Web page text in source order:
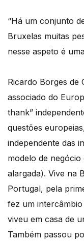
“Há um conjunto
Bruxelas muitas
nesse aspeto é
Ricardo Borges de
associado do
thank”
questões
independente das
modelo de
alargada). Vive na
Portugal, pela
fez um
viveu em casa de
Também passou